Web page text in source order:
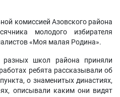
комиссией Азовского района
молодого избирателя
«Моя малая Родина».
школ района приняли
ребята рассказывали об
о знаменитых династиях,
описывали каким они видят